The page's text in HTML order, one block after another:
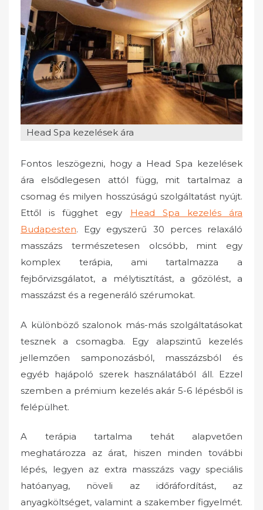
o
n
Head Spa kezelések ára
Fontos leszögezni, hogy a Head Spa kezelések
ára elsődlegesen attól függ, mit tartalmaz a
csomag és milyen hosszúságú szolgáltatást nyújt.
Ettől is függhet egy Head Spa kezelés ára
Budapesten. Egy egyszerű 30 perces relaxáló
masszázs természetesen olcsóbb, mint egy
komplex terápia, ami tartalmazza a
fejbőrvizsgálatot, a mélytisztítást, a gőzölést, a
masszázst és a regeneráló szérumokat.
A különböző szalonok más-más szolgáltatásokat
tesznek a csomagba. Egy alapszintű kezelés
jellemzően samponozásból, masszázsból és
egyéb hajápoló szerek használatából áll. Ezzel
szemben a prémium kezelés akár 5-6 lépésből is
felépülhet.
A terápia tartalma tehát alapvetően
meghatározza az árat, hiszen minden további
lépés, legyen az extra masszázs vagy speciális
hatóanyag, növeli az időráfordítást, az
anyagköltséget, valamint a szakember figyelmét.